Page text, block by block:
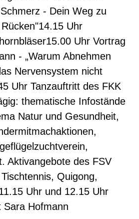
- Dein Weg zu
Uhr
Uhr Vortrag
- „Warum Abnehmen
Nervensystem nicht
Uhr Tanzauftritt des FKK
thematische Infostände
Natur und Gesundheit,
Aktivangebote des FSV
Quigong,
Uhr und 12.15 Uhr
Sara Hofmann